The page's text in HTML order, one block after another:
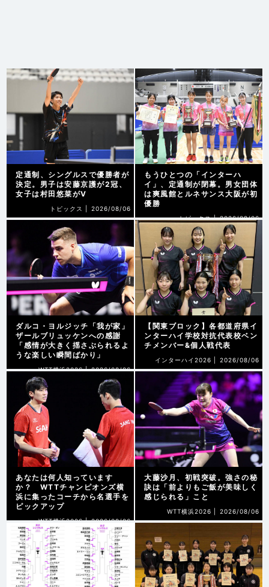
定通制、シングルスで優勝者が
決定。男子は安藤京護が2冠、
女子は村田悠菜がV
トピックス | 2026/08/06
もうひとつの「インターハ
イ」、定通制が閉幕。男女団体
は爽風館とルネサンス大阪が初
優勝
トピックス | 2026/08/06
ダルコ・ヨルジッチ「我が家」
ザールブリュッケンへの感謝
「感情が大きく揺さぶられるよ
うな楽しい瞬間ばかり」
WTT横浜2026 | 2026/08/06
【関東ブロック】各都道府県イ
ンターハイ学校対抗代表校ベン
チメンバー&個人戦代表
インターハイ2026 | 2026/08/06
あなたは何人知っています
か？ WTTチャンピオンズ横
浜に集ったコーチから名選手を
ピックアップ
WTT横浜2026 | 2026/08/06
大藤沙月、初戦突破。強さの秘
訣は「前よりもご飯が美味しく
感じられる」こと
WTT横浜2026 | 2026/08/06